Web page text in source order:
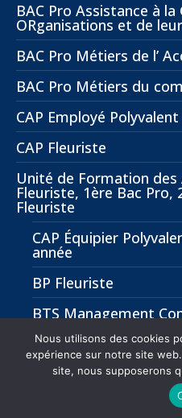
BAC Pro Assistance à
ORganisations et de
BAC Pro Métiers de l’
BAC Pro Métiers du
CAP Employé
CAP Fleuriste
Unité de Formation des
Fleuriste, 1ère Bac Pro,
Fleuriste
CAP Équipier
année
BP Fleuriste
BTS Management
Refonte par Betty
Nous utilisons des cookies
expérience sur notre site
site, nous supposerons